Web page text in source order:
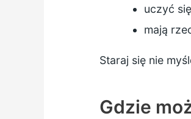
uczyć
mają
Staraj się nie
Gdzie